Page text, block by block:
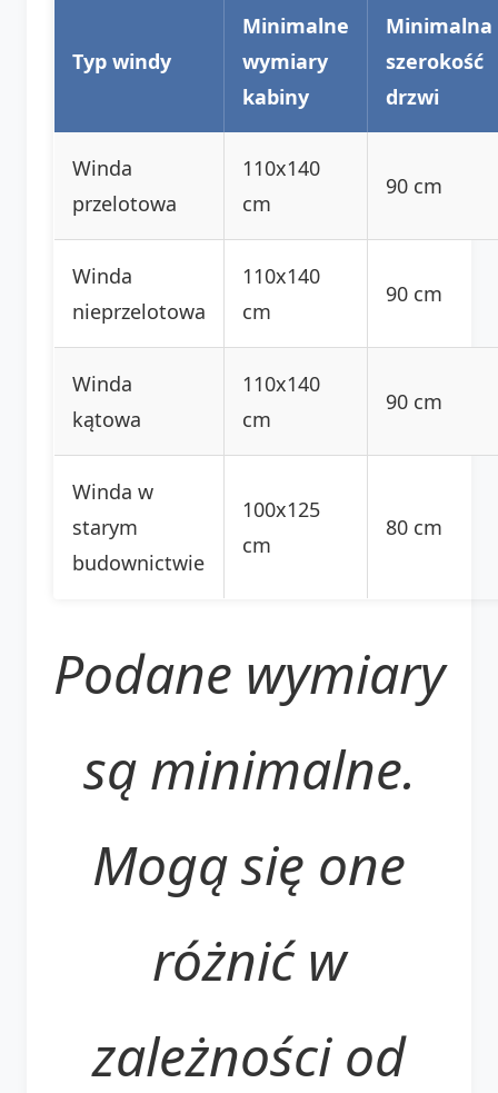
Typ windy
Minimalne
wymiary
kabiny
Minimalna
szerokość
drzwi
Winda
przelotowa
110x140
cm
90 cm
Winda
nieprzelotowa
110x140
cm
90 cm
Winda
kątowa
110x140
cm
90 cm
Winda w
starym
budownictwie
100x125
cm
80 cm
Podane wymiary
są minimalne.
Mogą się one
różnić w
zależności od